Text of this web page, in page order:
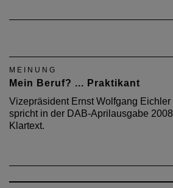
MEINUNG
Mein Beruf? ... Praktikant
Vizepräsident Ernst Wolfgang Eichler
spricht in der DAB-Aprilausgabe 2008
Klartext.